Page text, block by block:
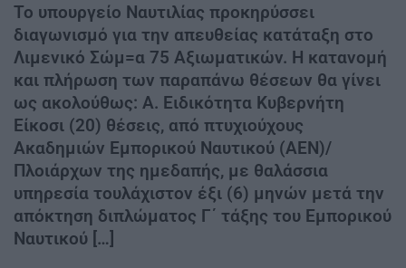
Το υπουργείο Ναυτιλίας προκηρύσσει
διαγωνισμό για την απευθείας κατάταξη στο
Λιμενικό Σώμ=α 75 Αξιωματικών. Η κατανομή
και πλήρωση των παραπάνω θέσεων θα γίνει
ως ακολούθως: Α. Ειδικότητα Κυβερνήτη
Είκοσι (20) θέσεις, από πτυχιούχους
Ακαδημιών Εμπορικού Ναυτικού (ΑΕΝ)/
Πλοιάρχων της ημεδαπής, με θαλάσσια
υπηρεσία τουλάχιστον έξι (6) μηνών μετά την
απόκτηση διπλώματος Γ΄ τάξης του Εμπορικού
Ναυτικού […]